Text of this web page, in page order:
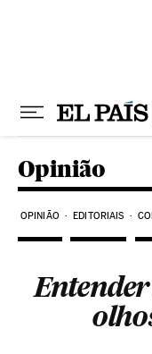
Opinião
OPINIÃO EDITORIAIS
Entender